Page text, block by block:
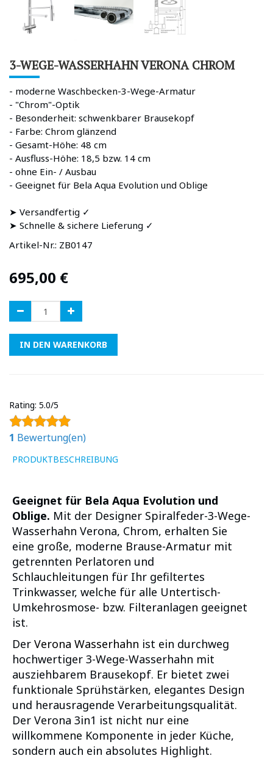
3-WEGE-WASSERHAHN VERONA CHROM
- moderne Waschbecken-3-Wege-Armatur
- "Chrom"-Optik
- Besonderheit: schwenkbarer Brausekopf
- Farbe: Chrom glänzend
- Gesamt-Höhe: 48 cm
- Ausfluss-Höhe: 18,5 bzw. 14 cm
- ohne Ein- / Ausbau
- Geeignet für Bela Aqua Evolution und Oblige
➤ Versandfertig ✓
➤ Schnelle & sichere Lieferung ✓
Artikel-Nr.: ZB0147
695,00 €
IN DEN WARENKORB
Rating: 5.0/5
1 Bewertung(en)
PRODUKTBESCHREIBUNG
Geeignet für Bela Aqua Evolution und
Oblige. Mit der Designer Spiralfeder-3-Wege-
Wasserhahn Verona, Chrom, erhalten Sie
eine große, moderne Brause-Armatur mit
getrennten Perlatoren und
Schlauchleitungen für Ihr gefiltertes
Trinkwasser, welche für alle Untertisch-
Umkehrosmose- bzw. Filteranlagen geeignet
ist.
Der Verona Wasserhahn ist ein durchweg
hochwertiger 3-Wege-Wasserhahn mit
ausziehbarem Brausekopf. Er bietet zwei
funktionale Sprühstärken, elegantes Design
und herausragende Verarbeitungsqualität.
Der Verona 3in1 ist nicht nur eine
willkommene Komponente in jeder Küche,
sondern auch ein absolutes Highlight.